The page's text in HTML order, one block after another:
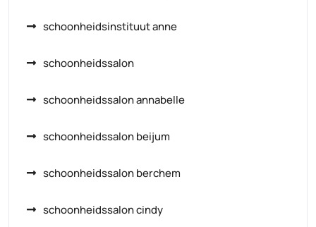
schoonheidsinstituut anne
schoonheidssalon
schoonheidssalon annabelle
schoonheidssalon beijum
schoonheidssalon berchem
schoonheidssalon cindy